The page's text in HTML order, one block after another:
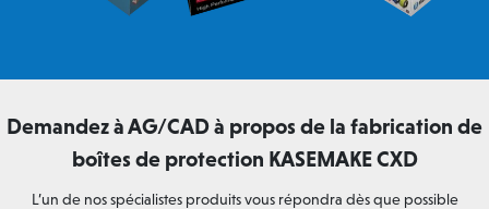
Demandez à AG/CAD à propos de la fabrication de
boîtes de protection KASEMAKE CXD
L’un de nos spécialistes produits vous répondra dès que possible